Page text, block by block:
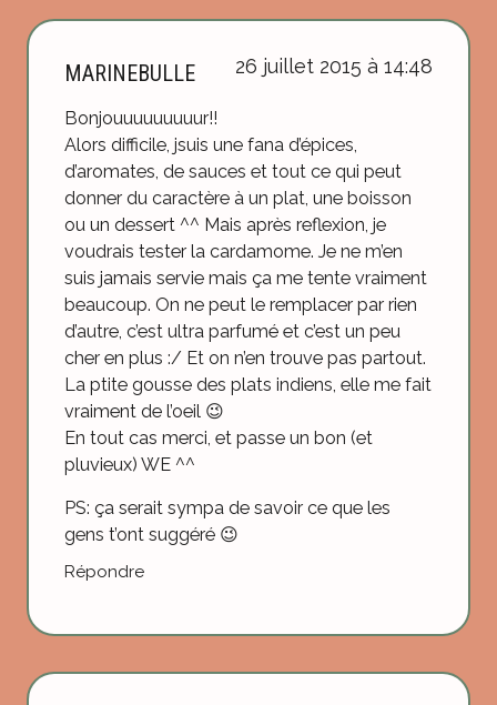
MARINEBULLE 26 juillet 2015 à 14:48
Bonjouuuuuuuuur!!
Alors difficile, jsuis une fana d’épices,
d’aromates, de sauces et tout ce qui peut
donner du caractère à un plat, une boisson
ou un dessert ^^ Mais après reflexion, je
voudrais tester la cardamome. Je ne m’en
suis jamais servie mais ça me tente vraiment
beaucoup. On ne peut le remplacer par rien
d’autre, c’est ultra parfumé et c’est un peu
cher en plus :/ Et on n’en trouve pas partout.
La ptite gousse des plats indiens, elle me fait
vraiment de l’oeil 😉
En tout cas merci, et passe un bon (et
pluvieux) WE ^^
PS: ça serait sympa de savoir ce que les
gens t’ont suggéré 😉
Répondre